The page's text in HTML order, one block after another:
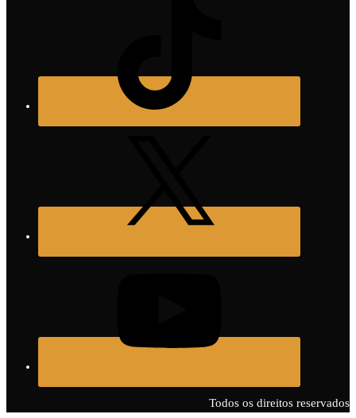
Todos os direitos reservados